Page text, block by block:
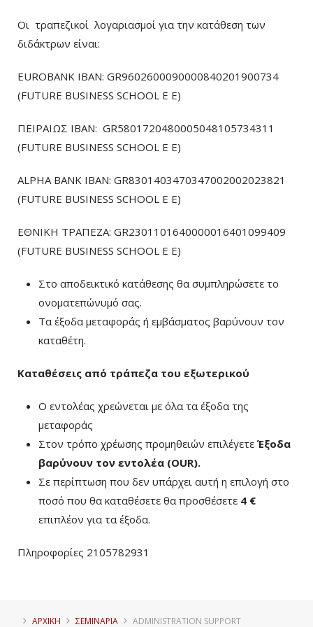
Οι τραπεζικοί λογαριασμοί για την κατάθεση των
διδάκτρων είναι:
EUROBANK IBAN: GR9602600090000840201900734
(FUTURE BUSINESS SCHOOL E E)
ΠΕΙΡΑΙΩΣ ΙΒΑΝ: GR5801720480005048105734311
(FUTURE BUSINESS SCHOOL E E)
ALPHA BANK IBAN: GR8301403470347002002023821
(FUTURE BUSINESS SCHOOL E E)
ΕΘΝΙΚΗ ΤΡΑΠΕΖΑ: GR2301101640000016401099409
(FUTURE BUSINESS SCHOOL E E)
Στο αποδεικτικό κατάθεσης θα συμπληρώσετε το
ονοματεπώνυμό σας.
Τα έξοδα μεταφοράς ή εμβάσματος βαρύνουν τον
καταθέτη.
Καταθέσεις από τράπεζα του εξωτερικού
Ο εντολέας χρεώνεται με όλα τα έξοδα της
μεταφοράς
Στον τρόπο χρέωσης προμηθειών επιλέγετε Έξοδα
βαρύνουν τον εντολέα (ΟUR).
Σε περίπτωση που δεν υπάρχει αυτή η επιλογή στο
ποσό που θα καταθέσετε θα προσθέσετε 4 €
επιπλέον για τα έξοδα.
Πληροφορίες 2105782931
ΑΡΧΙΚΗ ΣΕΜΙΝΑΡΙΑ ADMINISTRATION SUPPORT